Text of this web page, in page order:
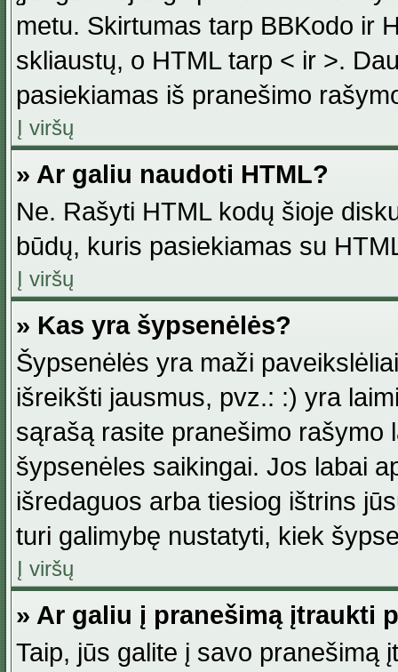
metu. Skirtumas tarp BBKodo ir
skliaustų, o HTML tarp < ir >.
pasiekiamas iš pranešimo
Į viršų
» Ar galiu naudoti HTML?
Ne. Rašyti HTML kodų šioje
būdų, kuris pasiekiamas su
Į viršų
» Kas yra šypsenėlės?
Šypsenėlės yra maži
išreikšti jausmus, pvz.: :) yra
sąrašą rasite pranešimo rašymo
šypsenėles saikingai. Jos labai
išredaguos arba tiesiog ištrins
turi galimybę nustatyti, kiek
Į viršų
» Ar galiu į pranešimą įtraukti
Taip, jūs galite į savo pranešimą